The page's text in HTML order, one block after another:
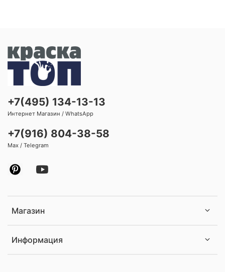
Магазин
Информация
+7(495) 134-13-13
Интернет Магазин / WhatsApp
+7(916) 804-38-58
Max / Telegram